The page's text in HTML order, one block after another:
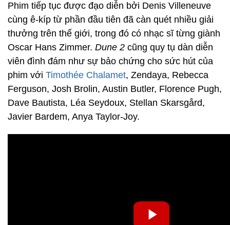
Phim tiếp tục được đạo diễn bởi Denis Villeneuve
cùng ê-kíp từ phần đầu tiên đã càn quét nhiều giải
thưởng trên thế giới, trong đó có nhạc sĩ từng giành
Oscar Hans Zimmer. Dune 2 cũng quy tụ dàn diễn
viên đình đám như sự bảo chứng cho sức hút của
phim với Timothée Chalamet, Zendaya, Rebecca
Ferguson, Josh Brolin, Austin Butler, Florence Pugh,
Dave Bautista, Léa Seydoux, Stellan Skarsgård,
Javier Bardem, Anya Taylor-Joy.